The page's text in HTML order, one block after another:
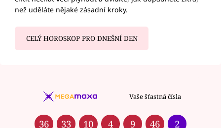
než uděláte nějaké zásadní kroky.
CELÝ HOROSKOP PRO DNEŠNÍ DEN
Vaše šťastná čísla
36 33 10 4 9 46 2